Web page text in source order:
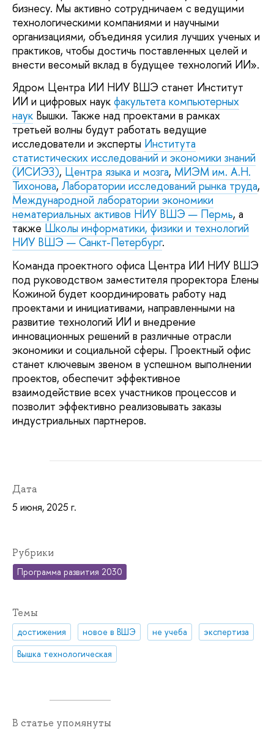
бизнесу. Мы активно сотрудничаем с ведущими
технологическими компаниями и научными
организациями, объединяя усилия лучших ученых и
практиков, чтобы достичь поставленных целей и
внести весомый вклад в будущее технологий ИИ».
Ядром Центра ИИ НИУ ВШЭ станет Институт
ИИ и цифровых наук факультета компьютерных
наук Вышки. Также над проектами в рамках
третьей волны будут работать ведущие
исследователи и эксперты Института
статистических исследований и экономики знаний
(ИСИЭЗ), Центра языка и мозга, МИЭМ им. А.Н.
Тихонова, Лаборатории исследований рынка труда,
Международной лаборатории экономики
нематериальных активов НИУ ВШЭ — Пермь, а
также Школы информатики, физики и технологий
НИУ ВШЭ — Санкт-Петербург.
Команда проектного офиса Центра ИИ НИУ ВШЭ
под руководством заместителя проректора Елены
Кожиной будет координировать работу над
проектами и инициативами, направленными на
развитие технологий ИИ и внедрение
инновационных решений в различные отрасли
экономики и социальной сферы. Проектный офис
станет ключевым звеном в успешном выполнении
проектов, обеспечит эффективное
взаимодействие всех участников процессов и
позволит эффективно реализовывать заказы
индустриальных партнеров.
Дата
5 июня, 2025 г.
Рубрики
Программа развития 2030
Темы
достижения новое в ВШЭ не учеба
экспертиза
Вышка технологическая
В статье упомянуты